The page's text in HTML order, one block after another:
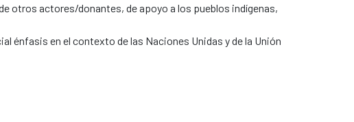
otros actores/donantes, de apoyo a los pueblos indígenas,
énfasis en el contexto de las Naciones Unidas y de la Unión